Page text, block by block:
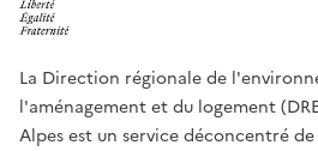
La Direction régionale de
l'aménagement et du logement
Alpes est un service déconcentré